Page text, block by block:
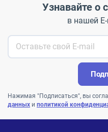
Узнавайте о
в нашей
Нажимая "Подписаться", вы
данных и политикой